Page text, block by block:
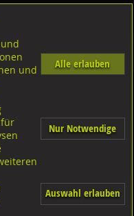
Stahl verzinkt
DIN603
und
Alle erlauben
Nur Notwendige
Auswahl erlauben